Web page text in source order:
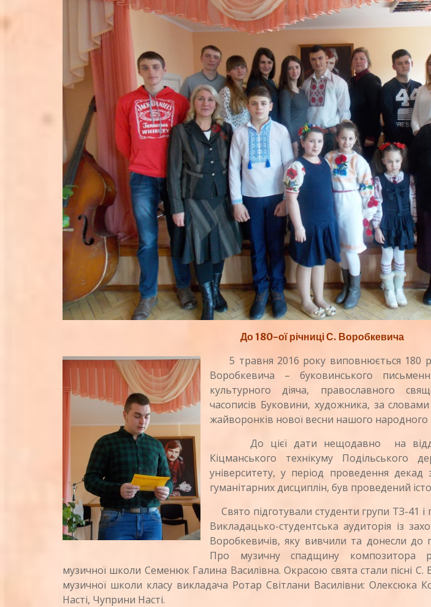
До 180-ої річниці С. Воробкевича
5 травня 2016 року виповнюється 180
Воробкевича – буковинського
культурного діяча, православного
часописів Буковини, художника, за
жайворонків нової весни нашого народного
До цієї дати нещодавно на
Кіцманського технікуму Подільського
університету, у період проведення декад
гуманітарних дисциплін, був проведений
Свято підготували студенти групи ТЗ-41 і
Викладацько-студентська аудиторія із
Воробкевичів, яку вивчили та донесли до
Про музичну спадщину композитора
музичної школи Семенюк Галина Василівна. Окрасою свята стали пісні С.
музичної школи класу викладача Ротар Світлани Василівни: Олексюка
Насті, Чуприни Насті.